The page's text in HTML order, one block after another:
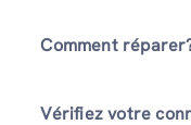
Comment
Vérifiez votre